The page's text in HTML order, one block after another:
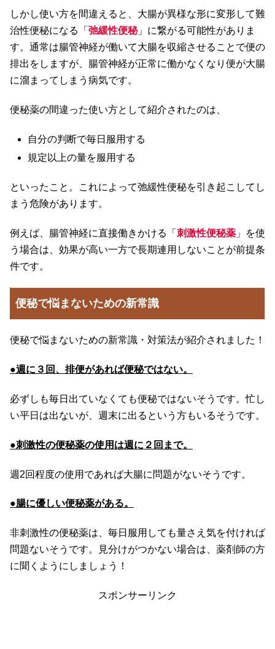
しかし使い方を間違えると、大腸が異様な形に変形して難
治性便秘になる「 弛緩性便秘」に繋がる可能性がありま
す。通常は腸管神経が働いて大腸を収縮させることで便の
排出をしますが、腸管神経が正常に働かなくなり便が大腸
に溜まってしまう病気です。
便秘薬の間違った使い方として紹介されたのは、
自分の判断で毎日服用する
規定以上の量を服用する
といったこと。これによって弛緩性便秘を引き起こしてし
まう危険があります。
例えば、腸管神経に直接働きかける「 刺激性便秘薬 」を使
う場合は、効果が高い一方で長期連用しないことが前提条
件です。
便秘で悩まないための新常識
便秘で悩まないための新常識・対策法が紹介されました！
●週に３回、排便があれば便秘ではない。
必ずしも毎日出ていなくても便秘ではないそうです。忙し
い平日は出ないが、週末に出るという方もいるそうです。
●刺激性の便秘薬の使用は週に２回まで。
週2回程度の使用であれば大腸に問題がないそうです。
●腸に優しい便秘薬がある。
非刺激性の便秘薬は、毎日服用しても量さえ気を付ければ
問題ないそうです。見分けがつかない場合は、薬剤師の方
に聞くようにしましょう！
スポンサーリンク